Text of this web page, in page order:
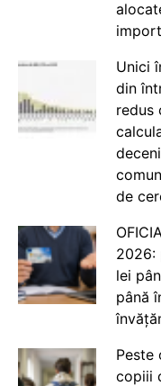
Unici
din
redus
de
2026:
lei
până
Peste
copiii